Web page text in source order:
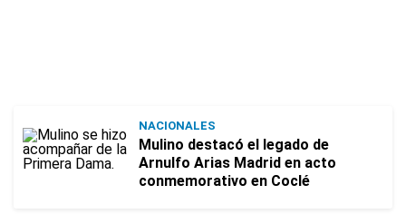
NACIONALES
Mulino destacó el legado de
Arnulfo Arias Madrid en acto
conmemorativo en Coclé